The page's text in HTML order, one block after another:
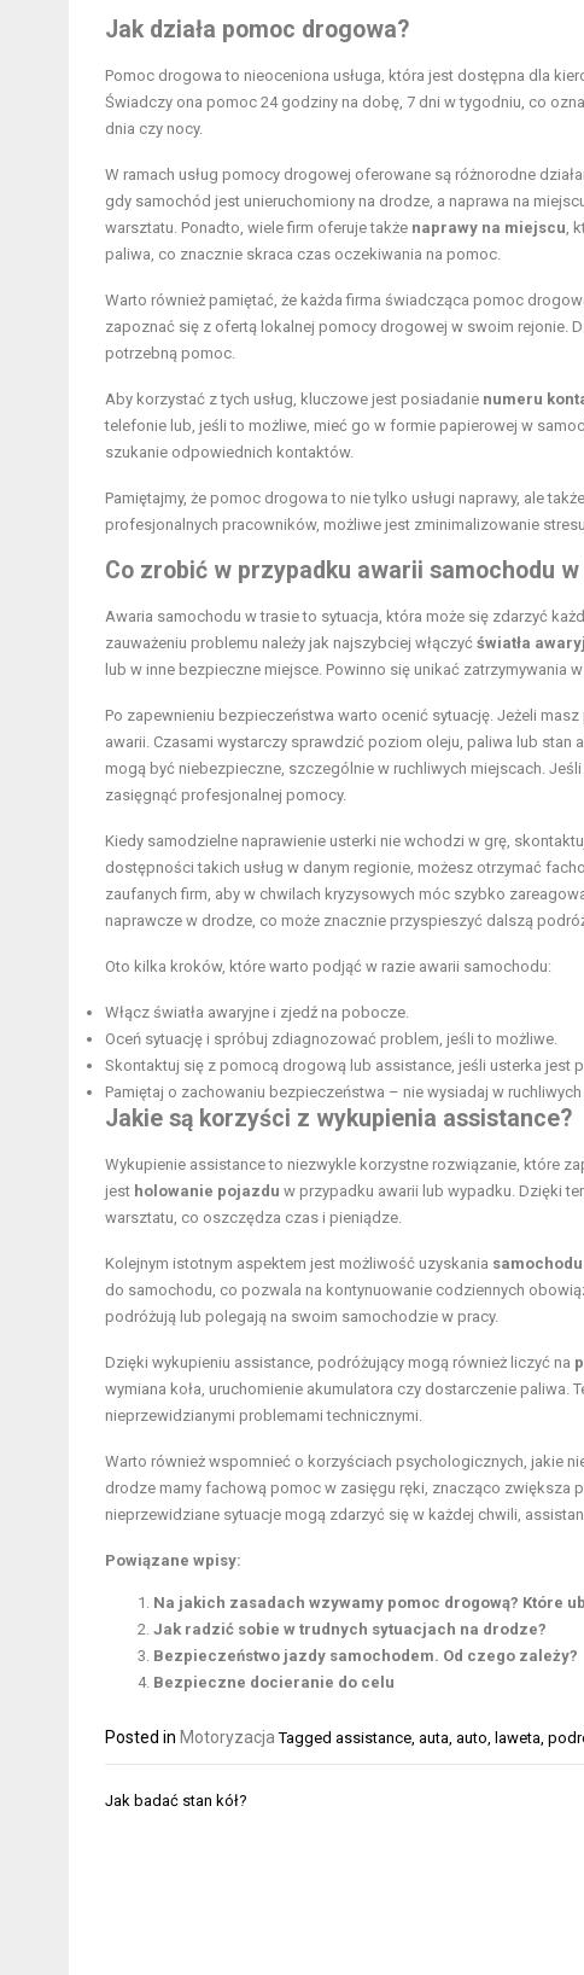
Jak działa pomoc drogowa?
Pomoc drogowa to nieoceniona usługa, która jest dostępna dla
Świadczy ona pomoc 24 godziny na dobę, 7 dni w tygodniu, co
dnia czy nocy.
W ramach usług pomocy drogowej oferowane są różnorodne
gdy samochód jest unieruchomiony na drodze, a naprawa na
warsztatu. Ponadto, wiele firm oferuje także naprawy na miejscu ,
paliwa, co znacznie skraca czas oczekiwania na pomoc.
Warto również pamiętać, że każda firma świadcząca pomoc
zapoznać się z ofertą lokalnej pomocy drogowej w swoim rejonie.
potrzebną pomoc.
Aby korzystać z tych usług, kluczowe jest posiadanie numeru
telefonie lub, jeśli to możliwe, mieć go w formie papierowej w
szukanie odpowiednich kontaktów.
Pamiętajmy, że pomoc drogowa to nie tylko usługi naprawy, ale
profesjonalnych pracowników, możliwe jest zminimalizowanie
Co zrobić w przypadku awarii samochodu
Awaria samochodu w trasie to sytuacja, która może się zdarzyć
zauważeniu problemu należy jak najszybciej włączyć światła
lub w inne bezpieczne miejsce. Powinno się unikać
Po zapewnieniu bezpieczeństwa warto ocenić sytuację. Jeżeli
awarii. Czasami wystarczy sprawdzić poziom oleju, paliwa lub stan
mogą być niebezpieczne, szczególnie w ruchliwych miejscach.
zasięgnąć profesjonalnej pomocy.
Kiedy samodzielne naprawienie usterki nie wchodzi w grę,
dostępności takich usług w danym regionie, możesz otrzymać
zaufanych firm, aby w chwilach kryzysowych móc szybko
naprawcze w drodze, co może znacznie przyspieszyć dalszą
Oto kilka kroków, które warto podjąć w razie awarii samochodu:
Włącz światła awaryjne i zjedź na pobocze.
Oceń sytuację i spróbuj zdiagnozować problem, jeśli to możliwe.
Skontaktuj się z pomocą drogową lub assistance, jeśli usterka jest
Pamiętaj o zachowaniu bezpieczeństwa – nie wysiadaj w ruchliwych
Jakie są korzyści z wykupienia assistance?
Wykupienie assistance to niezwykle korzystne rozwiązanie, które
jest holowanie pojazdu w przypadku awarii lub wypadku. Dzięki
warsztatu, co oszczędza czas i pieniądze.
Kolejnym istotnym aspektem jest możliwość uzyskania
do samochodu, co pozwala na kontynuowanie codziennych
podróżują lub polegają na swoim samochodzie w pracy.
Dzięki wykupieniu assistance, podróżujący mogą również liczyć na
wymiana koła, uruchomienie akumulatora czy dostarczenie
nieprzewidzianymi problemami technicznymi.
Warto również wspomnieć o korzyściach psychologicznych, jakie
drodze mamy fachową pomoc w zasięgu ręki, znacząco zwiększa
nieprzewidziane sytuacje mogą zdarzyć się w każdej chwili,
Powiązane wpisy:
Na jakich zasadach wzywamy pomoc drogową? Które
Jak radzić sobie w trudnych sytuacjach na drodze?
Bezpieczeństwo jazdy samochodem. Od czego zależy?
Bezpieczne docieranie do celu
Posted in Motoryzacja Tagged assistance auta auto laweta
Nawigacja
Jak badać stan kół?